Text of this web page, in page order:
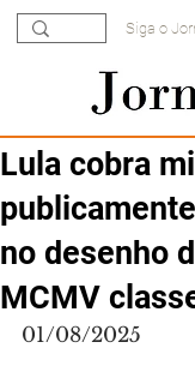
Siga o
Lula cobra
no desenho
MCMV
01/08/2025